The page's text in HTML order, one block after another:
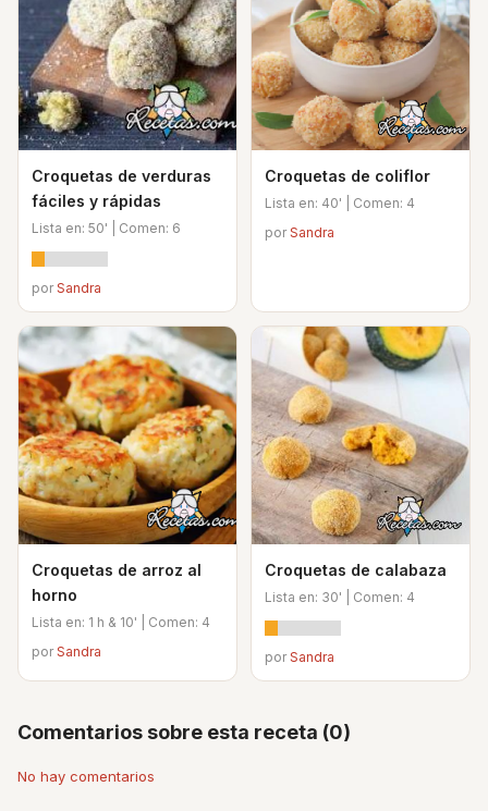
Croquetas de verduras
fáciles y rápidas
Lista en: 50' | Comen: 6
porSandra
Croquetas de coliflor
Lista en: 40' | Comen: 4
porSandra
Croquetas de arroz al
horno
Lista en: 1 h & 10' | Comen: 4
porSandra
Croquetas de calabaza
Lista en: 30' | Comen: 4
porSandra
Comentarios sobre esta receta (0)
No hay comentarios